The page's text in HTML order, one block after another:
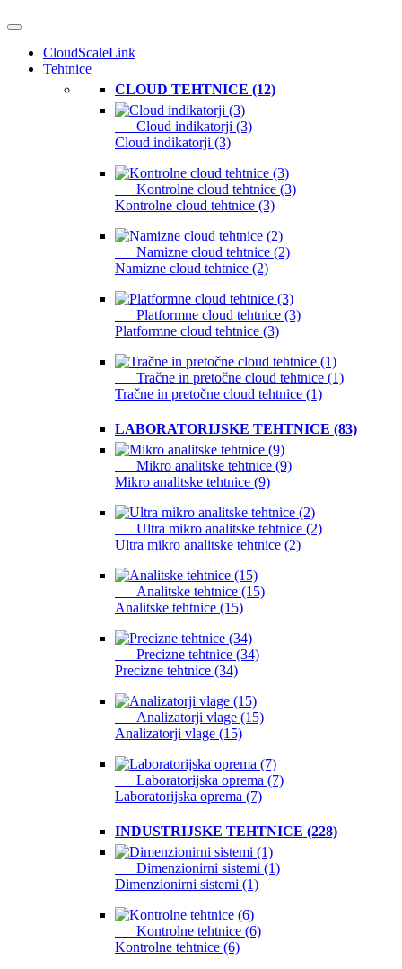
CloudScaleLink
Tehtnice
CLOUD TEHTNICE (12)
Cloud indikatorji (3)
Cloud indikatorji (3)
Kontrolne cloud tehtnice (3)
Kontrolne cloud tehtnice (3)
Namizne cloud tehtnice (2)
Namizne cloud tehtnice (2)
Platformne cloud tehtnice (3)
Platformne cloud tehtnice (3)
Tračne in pretočne cloud tehtnice (1)
Tračne in pretočne cloud tehtnice (1)
LABORATORIJSKE TEHTNICE (83)
Mikro analitske tehtnice (9)
Mikro analitske tehtnice (9)
Ultra mikro analitske tehtnice (2)
Ultra mikro analitske tehtnice (2)
Analitske tehtnice (15)
Analitske tehtnice (15)
Precizne tehtnice (34)
Precizne tehtnice (34)
Analizatorji vlage (15)
Analizatorji vlage (15)
Laboratorijska oprema (7)
Laboratorijska oprema (7)
INDUSTRIJSKE TEHTNICE (228)
Dimenzionirni sistemi (1)
Dimenzionirni sistemi (1)
Kontrolne tehtnice (6)
Kontrolne tehtnice (6)